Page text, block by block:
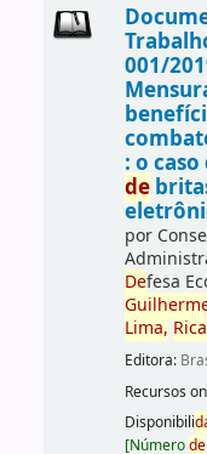
001/
: o
de
por
Defesa
Lima,
Editora:
Recursos
Disponibili
[Númerode